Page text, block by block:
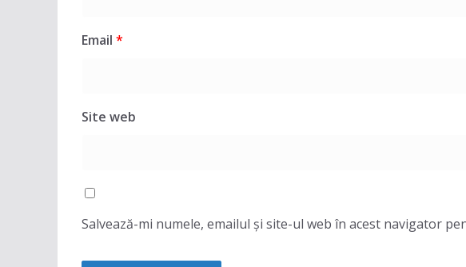
Email *
Site web
Salvează-mi numele, emailul și site-ul web în acest navigator